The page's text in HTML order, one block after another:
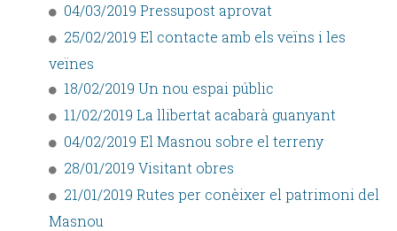
04/03/2019 Pressupost aprovat
25/02/2019 El contacte amb els veïns i les
veïnes
18/02/2019 Un nou espai públic
11/02/2019 La llibertat acabarà guanyant
04/02/2019 El Masnou sobre el terreny
28/01/2019 Visitant obres
21/01/2019 Rutes per conèixer el patrimoni del
Masnou